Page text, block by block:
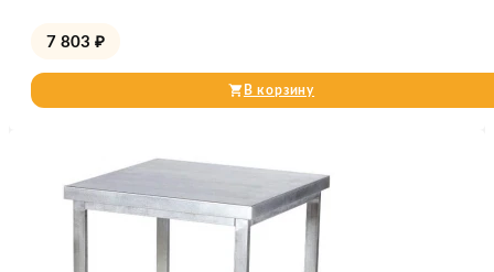
7 803 ₽
В корзину